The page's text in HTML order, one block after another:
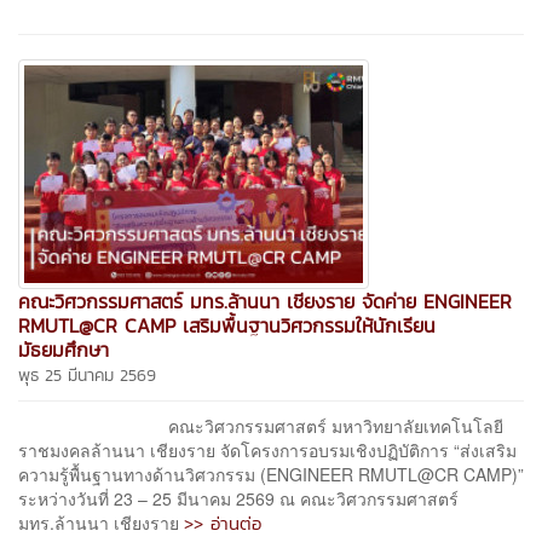
คณะวิศวกรรมศาสตร์ มทร.ล้านนา เชียงราย จัดค่าย ENGINEER
RMUTL@CR CAMP เสริมพื้นฐานวิศวกรรมให้นักเรียน
มัธยมศึกษา
พุธ 25 มีนาคม 2569
คณะวิศวกรรมศาสตร์ มหาวิทยาลัยเทคโนโลยี
ราชมงคลล้านนา เชียงราย จัดโครงการอบรมเชิงปฏิบัติการ “ส่งเสริม
ความรู้พื้นฐานทางด้านวิศวกรรม (ENGINEER RMUTL@CR CAMP)”
ระหว่างวันที่ 23 – 25 มีนาคม 2569 ณ คณะวิศวกรรมศาสตร์
มทร.ล้านนา เชียงราย >> อ่านต่อ